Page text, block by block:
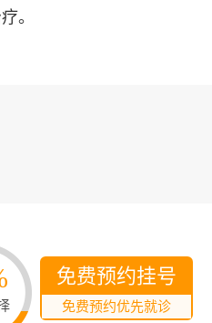
。
免费预约挂号
免费预约优先就诊